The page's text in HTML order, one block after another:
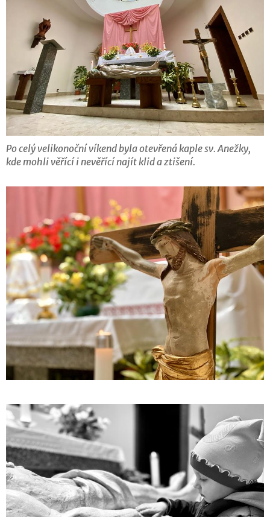
Po celý velikonoční víkend byla otevřená kaple sv. Anežky,
kde mohli věřící i nevěřící najít klid a ztišení.